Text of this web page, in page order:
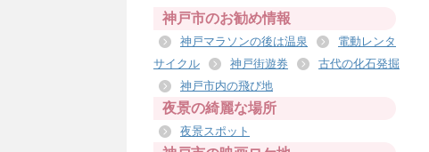
神戸市のお勧め情報
神戸マラソンの後は温泉
電動レンタ
サイクル
神戸街遊券
古代の化石発掘
神戸市内の飛び地
夜景の綺麗な場所
夜景スポット